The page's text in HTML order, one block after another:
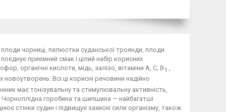
плоди чорниці, пелюстки суданської троянди, плоди
приємний смак і цілий набір корисних
органічні кислоти, мідь, залізо, вітаміни А, С, В1
Всі ці корисні речовини надійно
має тонізувальну та стимулювальну активність,
Чорноплідна горобина та шипшина — найбагатші
стінки судин і підвищує захисні сили організму, також